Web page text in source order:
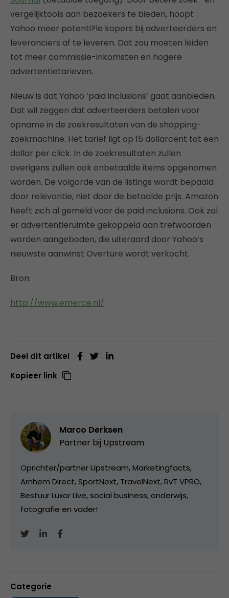
vergelijktools aan bezoekers te bieden, hoopt
Yahoo meer potenti?le kopers bij adverteerders en
leveranciers af te leveren. Dat zou moeten leiden
tot meer commissie-inkomsten en hogere
advertentietarieven.
Nieuw is dat Yahoo ‘paid inclusions’ gaat aanbieden.
Dat wil zeggen dat adverteerders betalen voor
opname in de zoekresultaten van de shopping-
zoekmachine. Het tarief ligt op 15 dollarcent tot een
dollar per click. In de zoekresultaten zullen
overigens zullen ook onbetaalde items opgenomen
worden. De volgorde van de listings wordt bepaald
door relevantie, niet door de betaalde prijs. Amazon
heeft zich al gemeld voor de paid inclusions. Ook zal
er advertentieruimte gekoppeld aan trefwoorden
worden aangeboden, die uiteraard door Yahoo’s
nieuwste aanwinst Overture wordt verkocht.
Bron:
http://www.emerce.nl/
Deel dit artikel
Kopieer link
Marco Derksen
Partner bij Upstream
Oprichter/partner Upstream, Marketingfacts,
Arnhem Direct, SportNext, TravelNext, RvT VPRO,
Bestuur Luxor Live, social business, onderwijs,
fotografie en vader!
Categorie